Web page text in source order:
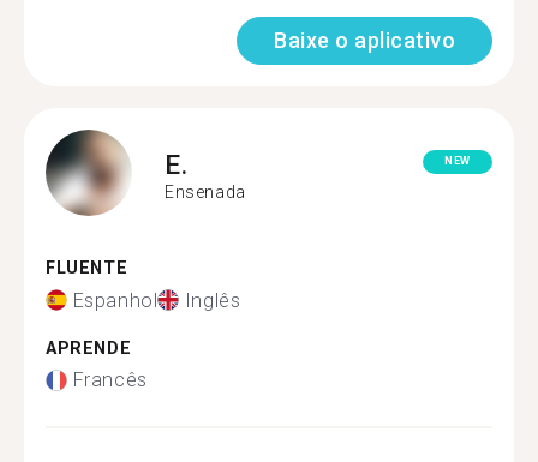
Baixe o aplicativo
E.
Ensenada
NEW
FLUENTE
Espanhol Inglês
APRENDE
Francês